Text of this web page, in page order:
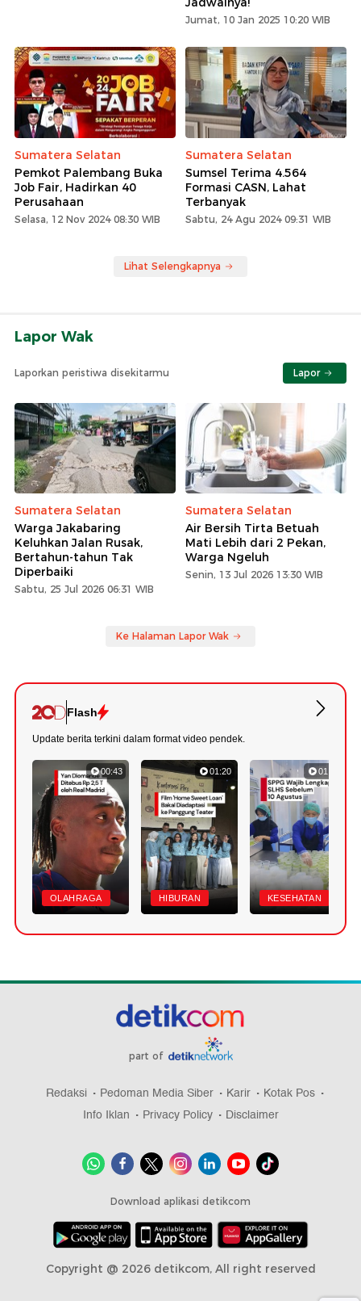
Jumat, 10 Jan 2025 10:20 WIB
Sumatera Selatan
Pemkot Palembang Buka
Job Fair, Hadirkan 40
Perusahaan
Selasa, 12 Nov 2024 08:30 WIB
Sumatera Selatan
Sumsel Terima 4.564
Formasi CASN, Lahat
Terbanyak
Sabtu, 24 Agu 2024 09:31 WIB
Lihat Selengkapnya
Lapor Wak
Laporkan peristiwa disekitarmu Lapor
Sumatera Selatan
Warga Jakabaring
Keluhkan Jalan Rusak,
Bertahun-tahun Tak
Diperbaiki
Sabtu, 25 Jul 2026 06:31 WIB
Sumatera Selatan
Air Bersih Tirta Betuah
Mati Lebih dari 2 Pekan,
Warga Ngeluh
Senin, 13 Jul 2026 13:30 WIB
Ke Halaman Lapor Wak
Flash
Update berita terkini dalam format video pendek.
00:43
OLAHRAGA
01:20
HIBURAN
01:07
KESEHATAN
part of
Redaksi Pedoman Media Siber Karir
Kotak Pos
Info Iklan
Privacy Policy Disclaimer
Download aplikasi detikcom
Copyright @ 2026 detikcom, All right reserved